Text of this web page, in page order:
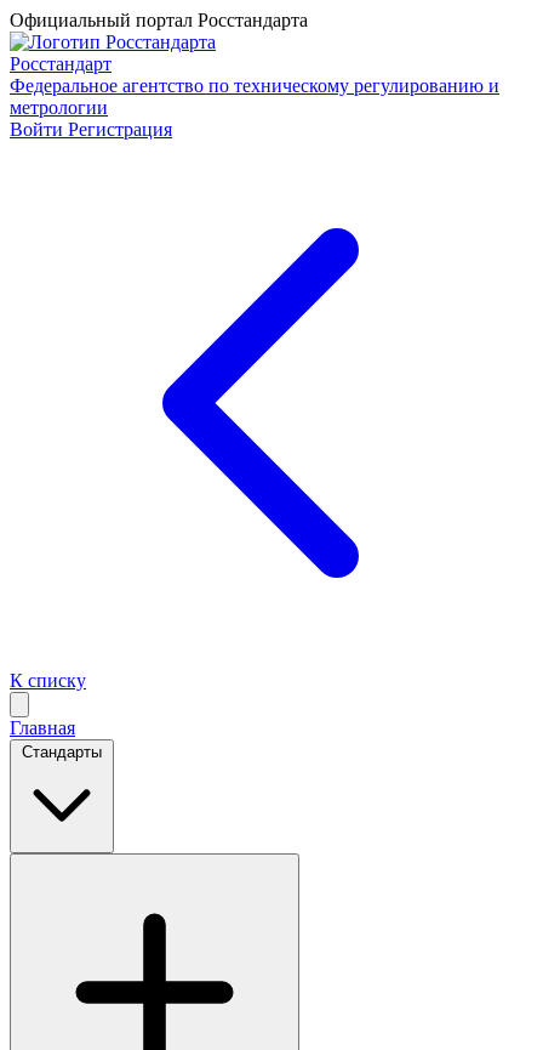
Официальный портал Росстандарта
Росстандарт
Федеральное агентство по техническому регулированию и
метрологии
Войти Регистрация
К списку
Главная
Стандарты